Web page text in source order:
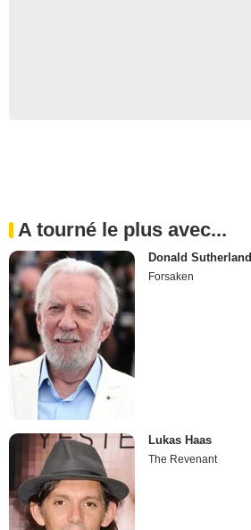
A tourné le plus avec...
Donald Sutherland
Forsaken
Lukas Haas
The Revenant